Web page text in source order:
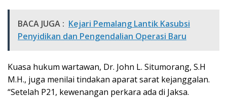
BACA JUGA : Kejari Pemalang Lantik Kasubsi
Penyidikan dan Pengendalian Operasi Baru
Kuasa hukum wartawan, Dr. John L. Situmorang, S.H
M.H., juga menilai tindakan aparat sarat kejanggalan.
“Setelah P21, kewenangan perkara ada di Jaksa.